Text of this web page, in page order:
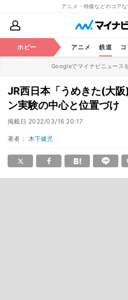
アニメ・特撮などのコア
ホビー アニメ 鉄道
Googleでマイナビニュース
JR西日本「うめきた(大
ン実験の中心と位置づけ
掲載日 2022/03/16 20:17
著者： 木下健児